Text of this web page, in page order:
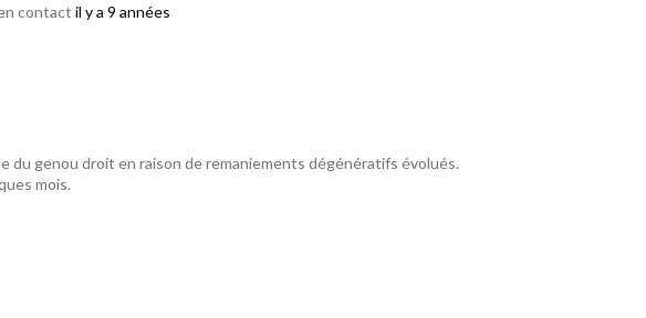
contact il y a 9 années
du genou droit en raison de remaniements dégénératifs évolués.
mois.